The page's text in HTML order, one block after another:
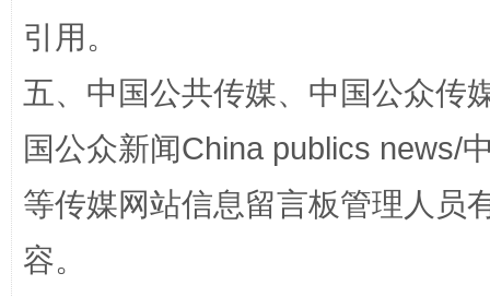
东山县通报“牛蛙产品抗生素超标问题” 法
引用。
五、中国公共传媒、中国公众传
国公众新闻China publics news/
等传媒网站信息留言板管理人员
容。